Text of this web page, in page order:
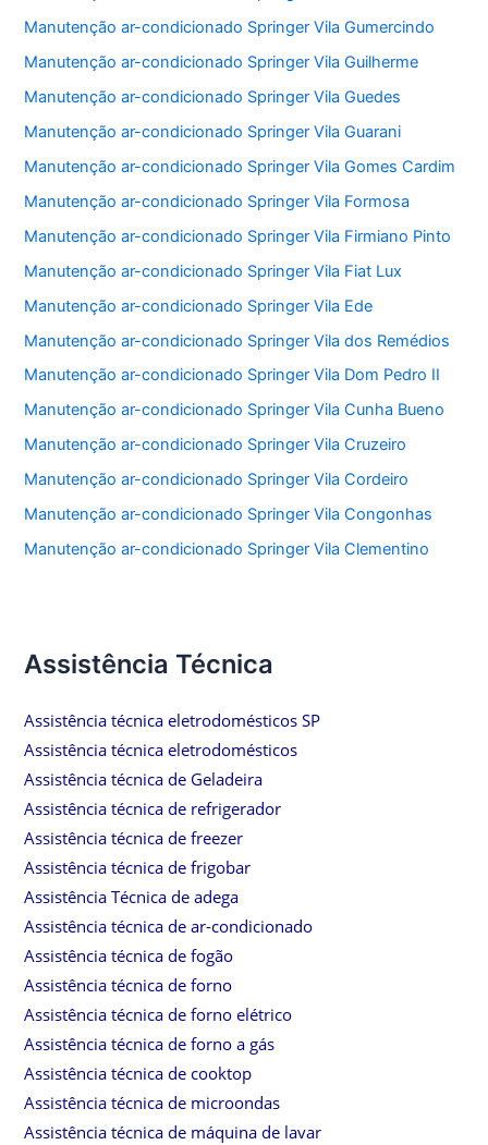
Manutenção ar-condicionado Springer Vila Gumercindo
Manutenção ar-condicionado Springer Vila Guilherme
Manutenção ar-condicionado Springer Vila Guedes
Manutenção ar-condicionado Springer Vila Guarani
Manutenção ar-condicionado Springer Vila Gomes Cardim
Manutenção ar-condicionado Springer Vila Formosa
Manutenção ar-condicionado Springer Vila Firmiano Pinto
Manutenção ar-condicionado Springer Vila Fiat Lux
Manutenção ar-condicionado Springer Vila Ede
Manutenção ar-condicionado Springer Vila dos Remédios
Manutenção ar-condicionado Springer Vila Dom Pedro II
Manutenção ar-condicionado Springer Vila Cunha Bueno
Manutenção ar-condicionado Springer Vila Cruzeiro
Manutenção ar-condicionado Springer Vila Cordeiro
Manutenção ar-condicionado Springer Vila Congonhas
Manutenção ar-condicionado Springer Vila Clementino
Assistência Técnica
Assistência técnica eletrodomésticos SP
Assistência técnica eletrodomésticos
Assistência técnica de Geladeira
Assistência técnica de refrigerador
Assistência técnica de freezer
Assistência técnica de frigobar
Assistência Técnica de adega
Assistência técnica de ar-condicionado
Assistência técnica de fogão
Assistência técnica de forno
Assistência técnica de forno elétrico
Assistência técnica de forno a gás
Assistência técnica de cooktop
Assistência técnica de microondas
Assistência técnica de máquina de lavar